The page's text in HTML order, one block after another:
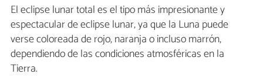
El eclipse lunar total es el tipo más impresionante y
espectacular de eclipse lunar, ya que la Luna puede
verse coloreada de rojo, naranja o incluso marrón,
dependiendo de las condiciones atmosféricas en la
Tierra.